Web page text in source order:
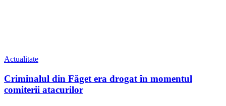
Actualitate
Criminalul din Făget era drogat în momentul
comiterii atacurilor